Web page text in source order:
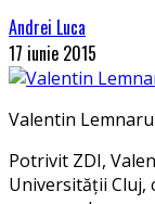
Andrei Luca
17 iunie 2015
Valentin Lemnaru
Potrivit ZDI,
Universității Cluj,